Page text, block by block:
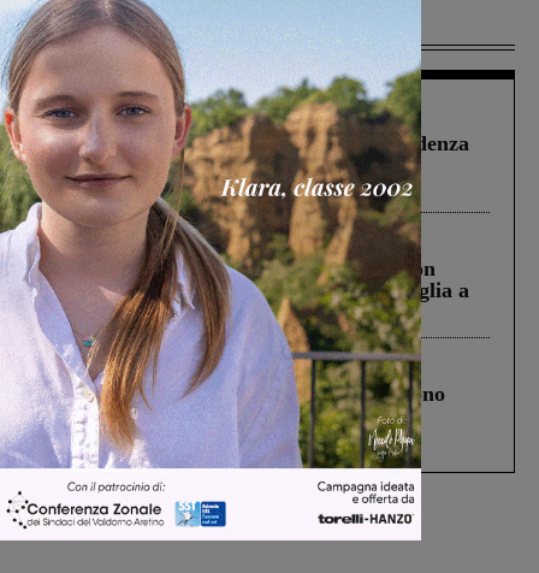
Più lette
Figline Incisa Valdarno 1 Agosto 2026
Piscina di Figline finanziata oltre la scadenza
Pnrr, il gruppo di Fratelli d’Italia: “Un
ringraziamento al Governo”
Cronaca 3 Agosto 2026
Scomparso da una struttura di Castiglion
Fiorentino l’uomo che aveva ucciso la figlia a
Levane nel 2020
Cronaca 4 Agosto 2026
Un anno fa la strage in A1 in cui morirono
Gianni, Giulia e Franco. Lo schianto, il
processo, lo stop ai sorpassi fra tir....